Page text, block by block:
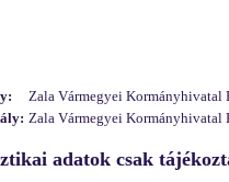
Zala Vármegyei Kormányhivatal
Zala Vármegyei Kormányhivatal
adatok csak